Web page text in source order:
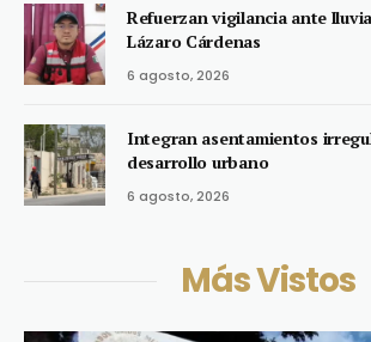
Refuerzan vigilancia ante
Lázaro Cárdenas
6 agosto, 2026
Integran asentamientos
desarrollo urbano
6 agosto, 2026
Más Vistos